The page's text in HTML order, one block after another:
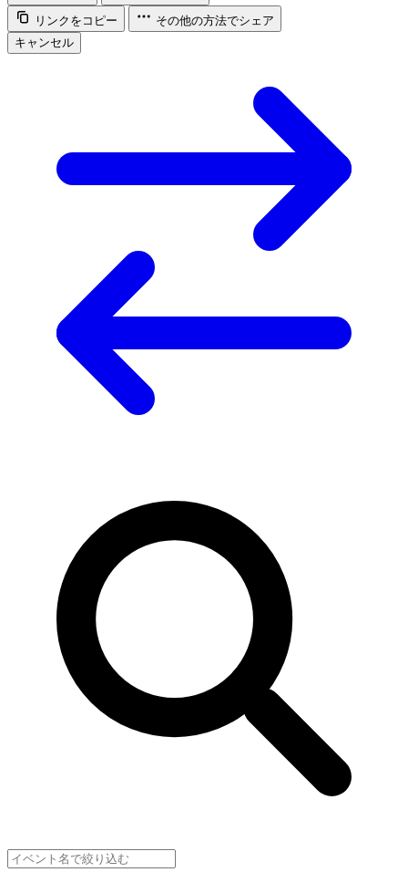
リンクをコピー
その他の方法でシェア
キャンセル